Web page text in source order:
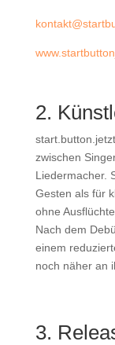
2.
zwischen
Liedermacher.
Gesten als für
ohne Ausflüchte.
Nach dem
einem
noch näher an
3.